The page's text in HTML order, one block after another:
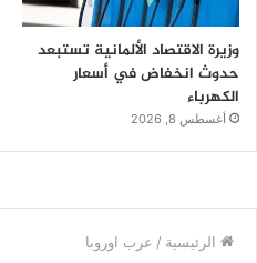
وزيرة الاقتصاد الألمانية تستبعد
حدوث انخفاض في أسعار
الكهرباء
أغسطس 8, 2026